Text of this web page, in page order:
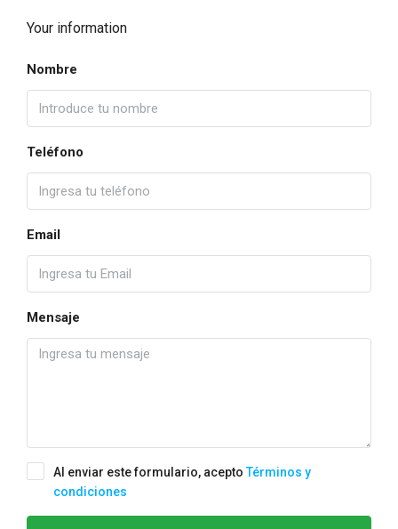
Your information
Nombre
Teléfono
Email
Mensaje
Al enviar este formulario, aceptoTérminos y
condiciones